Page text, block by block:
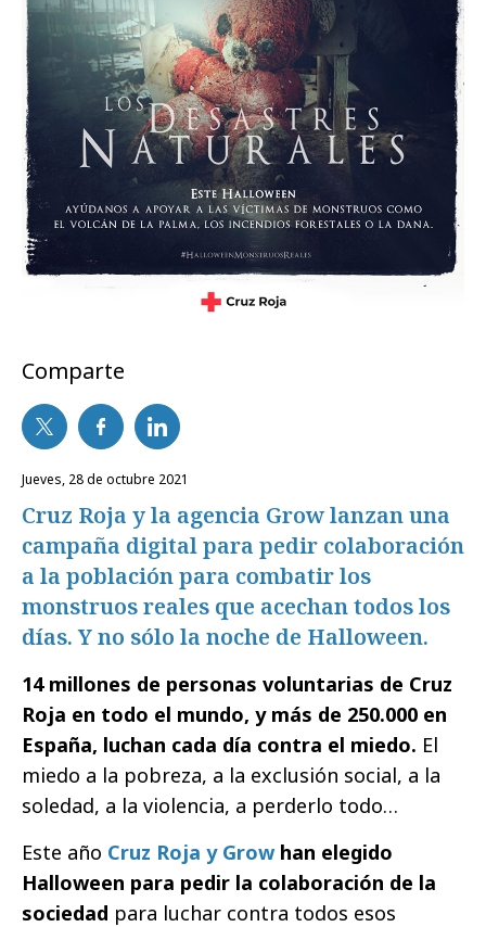
Comparte
jueves, 28 de octubre 2021
Cruz Roja y la agencia Grow lanzan una
campaña digital para pedir colaboración
a la población para combatir los
monstruos reales que acechan todos los
días. Y no sólo la noche de Halloween.
14 millones de personas voluntarias de Cruz
Roja en todo el mundo, y más de 250.000 en
España, luchan cada día contra el miedo. El
miedo a la pobreza, a la exclusión social, a la
soledad, a la violencia, a perderlo todo…
Este año Cruz Roja y Grow han elegido
Halloween para pedir la colaboración de la
sociedad para luchar contra todos esos